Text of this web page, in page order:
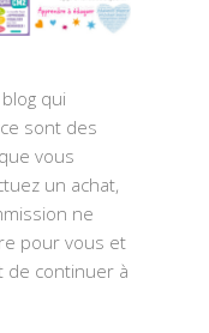
qui
sont des
vous
un achat,
ne
pour vous et
de continuer à